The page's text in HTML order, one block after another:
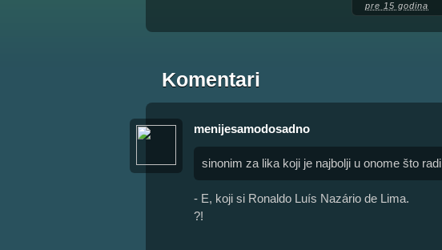
pre 15 godina
Komentari
menijesamodosadno
sinonim za lika koji je najbolji u onome što radi
- E, koji si Ronaldo Luís Nazário de Lima.
?!